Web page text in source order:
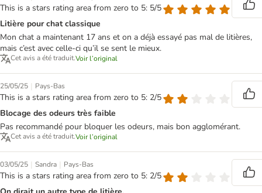
This is a stars rating area from zero to 5: 5/5
Litière pour chat classique
Mon chat a maintenant 17 ans et on a déjà essayé pas mal de litières,
mais c’est avec celle-ci qu’il se sent le mieux.
Cet avis a été traduit.Voir l’original
25/05/25 | Pays-Bas
This is a stars rating area from zero to 5: 2/5
Blocage des odeurs très faible
Pas recommandé pour bloquer les odeurs, mais bon agglomérant.
Cet avis a été traduit.Voir l’original
03/05/25 | Sandra | Pays-Bas
This is a stars rating area from zero to 5: 2/5